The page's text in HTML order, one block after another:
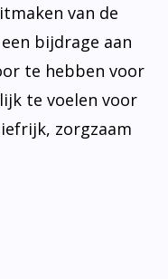
van de
bijdrage aan
te hebben voor
te voelen voor
zorgzaam